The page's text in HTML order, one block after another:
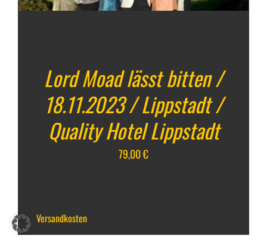
Lord Moad lässt bitten /
18.11.2023 / Lippstadt /
Quality Hotel Lippstadt
79,00€
zzgl. Versandkosten